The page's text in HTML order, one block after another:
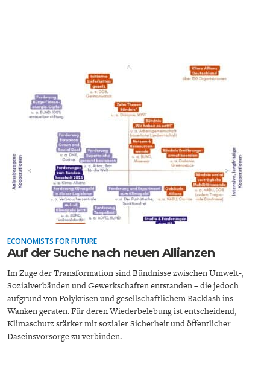
DAS POST-CORONA-
ZEITALTER
ÖKONOMENSZENE
ECONOMISTS FOR FUTURE
Auf der Suche nach neuen Allianzen
Im Zuge der Transformation sind Bündnisse zwischen Umwelt-,
Sozialverbänden und Gewerkschaften entstanden – die jedoch
aufgrund von Polykrisen und gesellschaftlichem Backlash ins
Wanken geraten. Für deren Wiederbelebung ist entscheidend,
Klimaschutz stärker mit sozialer Sicherheit und öffentlicher
Daseinsvorsorge zu verbinden.